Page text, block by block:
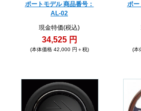
ポートモデル 商品番号：
AL-02
現金特価(税込)
34,525 円
(本体価格 42,000 円＋税)
ポー
(本